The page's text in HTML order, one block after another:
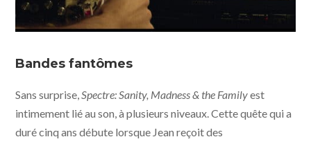
Distribution
Bandes fantômes
Sans surprise, Spectre: Sanity, Madness & the Familyest
intimement lié au son, à plusieurs niveaux. Cette quête qui a
duré cinq ans débute lorsque Jean reçoit des